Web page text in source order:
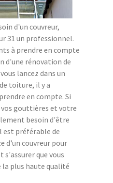
d'un couvreur,
31 un professionnel.
à prendre en compte
d'une rénovation de
lancez dans un
toiture, il y a
en compte. Si
gouttières et votre
besoin d'être
est préférable de
d'un couvreur pour
s'assurer que vous
la plus haute qualité